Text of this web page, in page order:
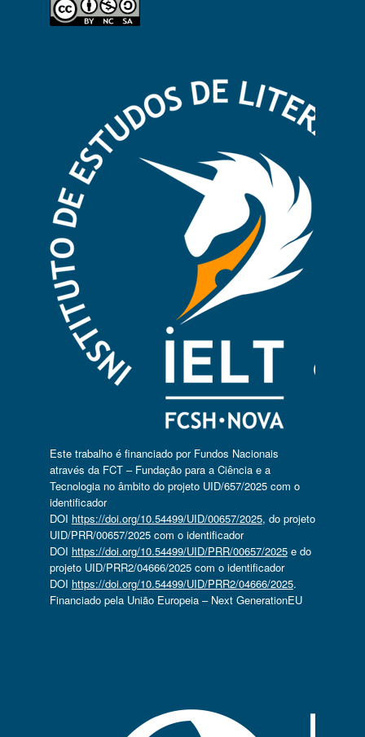
Este trabalho é financiado por Fundos Nacionais
através da FCT – Fundação para a Ciência e a
Tecnologia no âmbito do projeto UID/657/2025 com o
identificador
DOI https://doi.org/10.54499/UID/00657/2025, do projeto
UID/PRR/00657/2025 com o identificador
DOI https://doi.org/10.54499/UID/PRR/00657/2025e do
projeto UID/PRR2/04666/2025 com o identificador
DOI https://doi.org/10.54499/UID/PRR2/04666/2025.
Financiado pela União Europeia – Next GenerationEU